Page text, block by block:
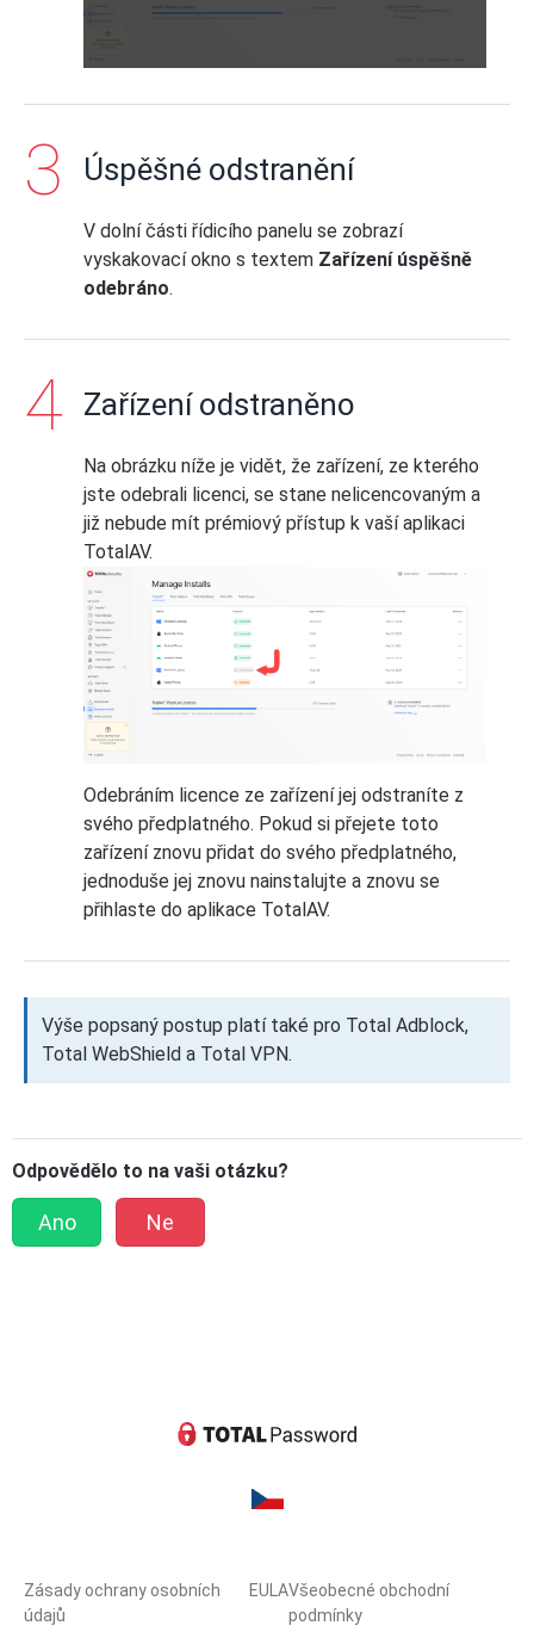
Úspěšné odstranění
V dolní části řídicího panelu se zobrazí
vyskakovací okno s textem Zařízení úspěšně
odebráno.
Zařízení odstraněno
Na obrázku níže je vidět, že zařízení, ze kterého
jste odebrali licenci, se stane nelicencovaným a
již nebude mít prémiový přístup k vaší aplikaci
TotalAV.
Odebráním licence ze zařízení jej odstraníte z
svého předplatného. Pokud si přejete toto
zařízení znovu přidat do svého předplatného,
jednoduše jej znovu nainstalujte a znovu se
přihlaste do aplikace TotalAV.
Výše popsaný postup platí také pro Total Adblock,
Total WebShield a Total VPN.
Odpovědělo to na vaši otázku?
Ano Ne
Zásady ochrany osobních
údajů
EULAVšeobecné obchodní
podmínky